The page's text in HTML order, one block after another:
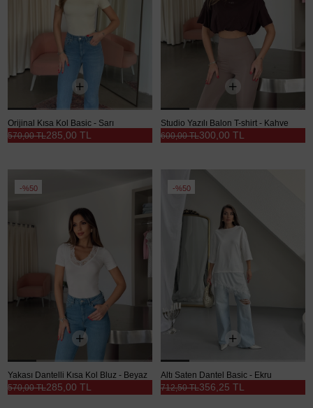
Orijinal Kısa Kol Basic - Sarı
285,00 TL
570,00 TL
Studio Yazılı Balon T-shirt - Kahve
300,00 TL
600,00 TL
%50
Yakası Dantelli Kısa Kol Bluz - Beyaz
285,00 TL
570,00 TL
%50
Altı Saten Dantel Basic - Ekru
356,25 TL
712,50 TL